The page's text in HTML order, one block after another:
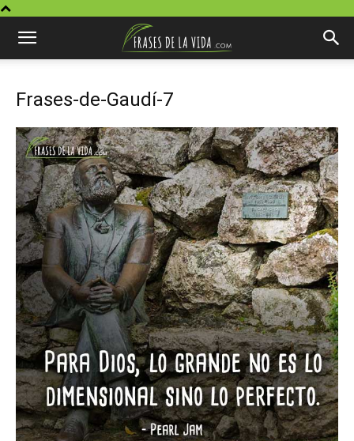
Frases-de-Gaudí-7